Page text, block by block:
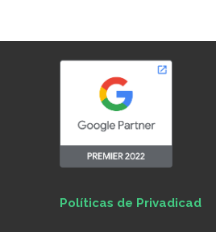
Políticas de Privadicad